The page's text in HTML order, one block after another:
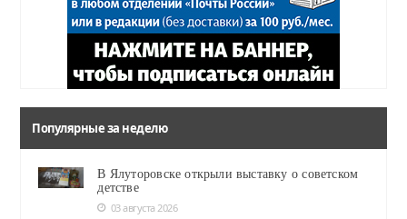
Популярные за неделю
В Ялуторовске открыли выставку о советском
детстве
03 августа 2026